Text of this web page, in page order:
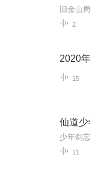
旧金山
2
2020
15
仙道少
11